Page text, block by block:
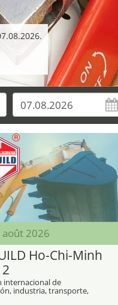
août 2026
Ho-Chi-Minh
internacional de
industria, transporte,
equipos de iluminación,